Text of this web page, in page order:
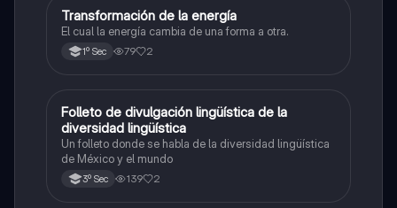
Español
Transformación de la energía
El cual la energía cambia de una forma a otra.
1º Sec 79 2
Español
Folleto de divulgación lingüística de la
diversidad lingüística
Un folleto donde se habla de la diversidad lingüística
de México y el mundo
3º Sec 139 2